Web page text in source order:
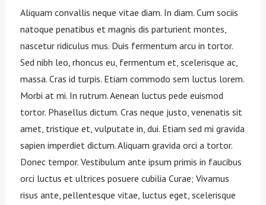
Aliquam convallis neque vitae diam. In diam. Cum sociis
natoque penatibus et magnis dis parturient montes,
nascetur ridiculus mus. Duis fermentum arcu in tortor.
Sed nibh leo, rhoncus eu, fermentum et, scelerisque ac,
massa. Cras id turpis. Etiam commodo sem luctus lorem.
Morbi at mi. In rutrum. Aenean luctus pede euismod
tortor. Phasellus dictum. Cras neque justo, venenatis sit
amet, tristique et, vulputate in, dui. Etiam sed mi gravida
sapien imperdiet dictum. Aliquam gravida orci a tortor.
Donec tempor. Vestibulum ante ipsum primis in faucibus
orci luctus et ultrices posuere cubilia Curae; Vivamus
risus ante, pellentesque vitae, luctus eget, scelerisque